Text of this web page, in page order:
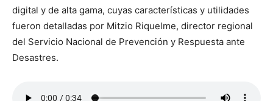
digital y de alta gama, cuyas características y utilidades
fueron detalladas por Mitzio Riquelme, director regional
del Servicio Nacional de Prevención y Respuesta ante
Desastres.